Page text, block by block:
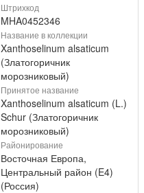
Штрихкод
MHA0452346
Название в коллекции
Xanthoselinum alsaticum
(Златогоричник
морозниковый)
Принятое название
Xanthoselinum alsaticum (L.)
Schur (Златогоричник
морозниковый)
Районирование
Восточная Европа,
Центральный район (E4)
(Россия)